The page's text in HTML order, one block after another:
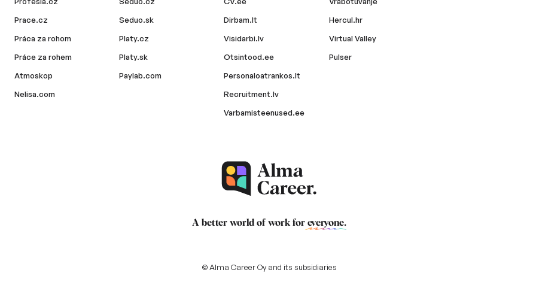
Prace.cz
Práca za rohom
Práce za rohem
Atmoskop
Nelisa.com
Seduo.sk
Platy.cz
Platy.sk
Paylab.com
Dirbam.lt
Visidarbi.lv
Otsintood.ee
Personaloatrankos.lt
Recruitment.lv
Varbamisteenused.ee
Hercul.hr
Virtual Valley
Pulser
A better world of work for everyone.
© Alma Career Oy and its subsidiaries